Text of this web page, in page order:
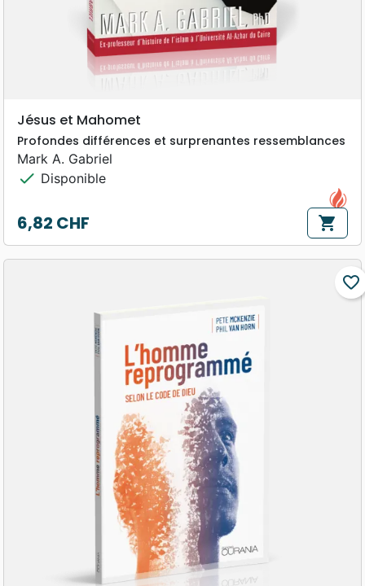
Jésus et Mahomet
Profondes différences et surprenantes ressemblances
Mark A. Gabriel
check Disponible
Prix
6,82 CHF shopping_cart
favorite_border